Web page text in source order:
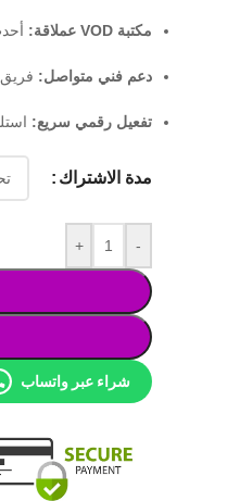
مكتبة VOD عملاقة:
دعم فني متواصل:
تفعيل رقمي سريع:
مدة الاشتراك
-
+
شراء عبر واتساب